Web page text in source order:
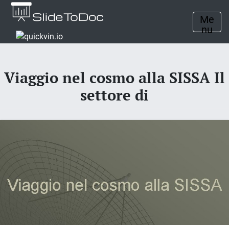
Me
nu
Viaggio nel cosmo alla SISSA Il
settore di